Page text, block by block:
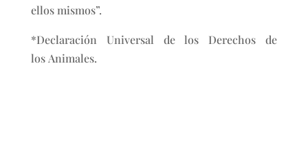
ellos mismos”.
*Declaración Universal de los Derechos de
los Animales.